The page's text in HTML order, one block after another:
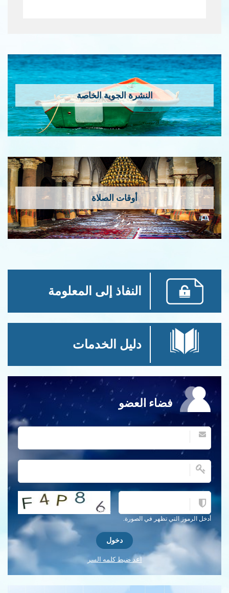
النشرة الجوية الخاصة
أوقات الصلاة
النفاذ إلى المعلومة
دليل الخدمات
فضاء العضو
أدخل الرموز التي تظهر في الصورة.
احصل على كلمة التحقق جديدة!
اعد ضبط كلمه السر